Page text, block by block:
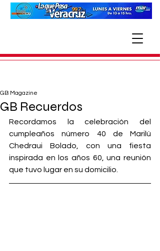
GB Recuerdos
GB Magazine
Recordamos la celebración del
cumpleaños número 40 de Marilú
Chedraui Bolado, con una fiesta
inspirada en los años 60, una reunión
que tuvo lugar en su domicilio.